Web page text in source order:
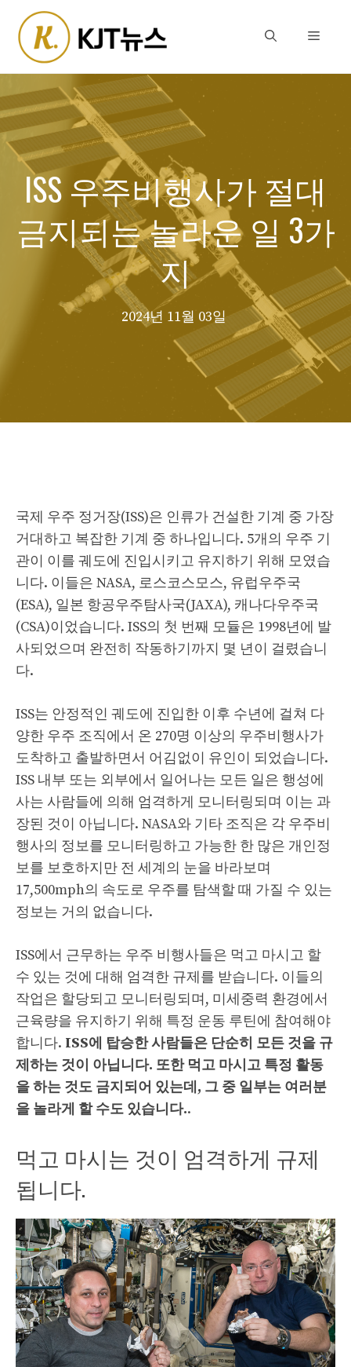
content
Menu
ISS 우주비행사가 절대
금지되는 놀라운 일 3가
지
2024년 11월 03일
국제 우주 정거장(ISS)은 인류가 건설한 기계 중 가장
거대하고 복잡한 기계 중 하나입니다. 5개의 우주 기
관이 이를 궤도에 진입시키고 유지하기 위해 모였습
니다. 이들은 NASA, 로스코스모스, 유럽우주국
(ESA), 일본 항공우주탐사국(JAXA), 캐나다우주국
(CSA)이었습니다. ISS의 첫 번째 모듈은 1998년에 발
사되었으며 완전히 작동하기까지 몇 년이 걸렸습니
다.
ISS는 안정적인 궤도에 진입한 이후 수년에 걸쳐 다
양한 우주 조직에서 온 270명 이상의 우주비행사가
도착하고 출발하면서 어김없이 유인이 되었습니다.
ISS 내부 또는 외부에서 일어나는 모든 일은 행성에
사는 사람들에 의해 엄격하게 모니터링되며 이는 과
장된 것이 아닙니다. NASA와 기타 조직은 각 우주비
행사의 정보를 모니터링하고 가능한 한 많은 개인정
보를 보호하지만 전 세계의 눈을 바라보며
17,500mph의 속도로 우주를 탐색할 때 가질 수 있는
정보는 거의 없습니다.
ISS에서 근무하는 우주 비행사들은 먹고 마시고 할
수 있는 것에 대해 엄격한 규제를 받습니다. 이들의
작업은 할당되고 모니터링되며, 미세중력 환경에서
근육량을 유지하기 위해 특정 운동 루틴에 참여해야
합니다. ISS에 탑승한 사람들은 단순히 모든 것을 규
제하는 것이 아닙니다. 또한 먹고 마시고 특정 활동
을 하는 것도 금지되어 있는데, 그 중 일부는 여러분
을 놀라게 할 수도 있습니다..
먹고 마시는 것이 엄격하게 규제
됩니다.